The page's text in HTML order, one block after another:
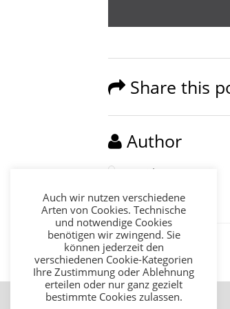
Share this
Author
David2016
Auch wir nutzen verschiedene
Arten von Cookies. Technische
und notwendige Cookies
benötigen wir zwingend. Sie
können jederzeit den
verschiedenen Cookie-Kategorien
Ihre Zustimmung oder Ablehnung
erteilen oder nur ganz gezielt
bestimmte Cookies zulassen.